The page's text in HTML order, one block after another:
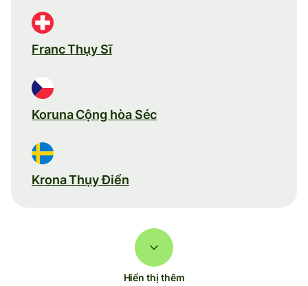
Franc Thụy Sĩ
Koruna Cộng hòa Séc
Krona Thụy Điển
Hiển thị thêm